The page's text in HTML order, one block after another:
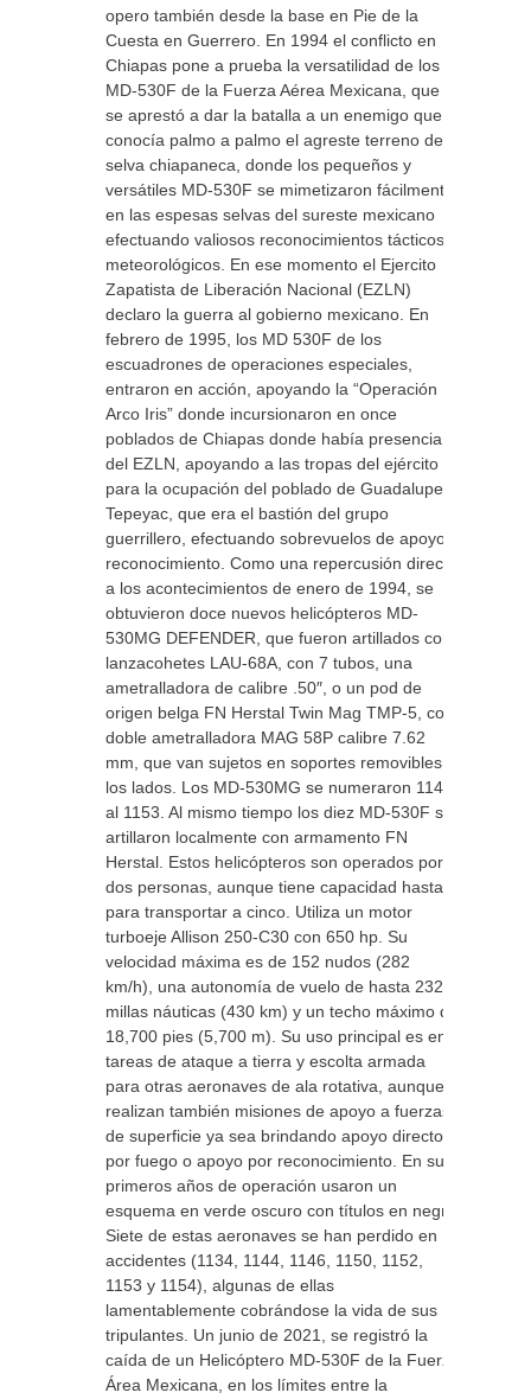
opero también desde la base en Pie de la
Cuesta en Guerrero. En 1994 el conflicto en
Chiapas pone a prueba la versatilidad de los
MD-530F de la Fuerza Aérea Mexicana, que
se aprestó a dar la batalla a un enemigo que
conocía palmo a palmo el agreste terreno de la
selva chiapaneca, donde los pequeños y
versátiles MD-530F se mimetizaron fácilmente
en las espesas selvas del sureste mexicano
efectuando valiosos reconocimientos tácticos y
meteorológicos. En ese momento el Ejercito
Zapatista de Liberación Nacional (EZLN)
declaro la guerra al gobierno mexicano. En
febrero de 1995, los MD 530F de los
escuadrones de operaciones especiales,
entraron en acción, apoyando la “Operación
Arco Iris” donde incursionaron en once
poblados de Chiapas donde había presencia
del EZLN, apoyando a las tropas del ejército
para la ocupación del poblado de Guadalupe
Tepeyac, que era el bastión del grupo
guerrillero, efectuando sobrevuelos de apoyo y
reconocimiento. Como una repercusión directa
a los acontecimientos de enero de 1994, se
obtuvieron doce nuevos helicópteros MD-
530MG DEFENDER, que fueron artillados con
lanzacohetes LAU-68A, con 7 tubos, una
ametralladora de calibre .50″, o un pod de
origen belga FN Herstal Twin Mag TMP-5, con
doble ametralladora MAG 58P calibre 7.62
mm, que van sujetos en soportes removibles a
los lados. Los MD-530MG se numeraron 1141
al 1153. Al mismo tiempo los diez MD-530F se
artillaron localmente con armamento FN
Herstal. Estos helicópteros son operados por
dos personas, aunque tiene capacidad hasta
para transportar a cinco. Utiliza un motor
turboeje Allison 250-C30 con 650 hp. Su
velocidad máxima es de 152 nudos (282
km/h), una autonomía de vuelo de hasta 232
millas náuticas (430 km) y un techo máximo de
18,700 pies (5,700 m). Su uso principal es en
tareas de ataque a tierra y escolta armada
para otras aeronaves de ala rotativa, aunque
realizan también misiones de apoyo a fuerzas
de superficie ya sea brindando apoyo directo
por fuego o apoyo por reconocimiento. En sus
primeros años de operación usaron un
esquema en verde oscuro con títulos en negro.
Siete de estas aeronaves se han perdido en
accidentes (1134, 1144, 1146, 1150, 1152,
1153 y 1154), algunas de ellas
lamentablemente cobrándose la vida de sus
tripulantes. Un junio de 2021, se registró la
caída de un Helicóptero MD-530F de la Fuerza
Área Mexicana, en los límites entre la